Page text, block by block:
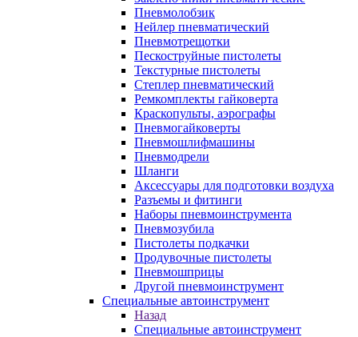
Пневмолобзик
Нейлер пневматический
Пневмотрещотки
Пескоструйные пистолеты
Текстурные пистолеты
Степлер пневматический
Ремкомплекты гайковерта
Краскопульты, аэрографы
Пневмогайковерты
Пневмошлифмашины
Пневмодрели
Шланги
Аксессуары для подготовки воздуха
Разъемы и фитинги
Наборы пневмоинструмента
Пневмозубила
Пистолеты подкачки
Продувочные пистолеты
Пневмошприцы
Другой пневмоинструмент
Специальные автоинструмент
Назад
Специальные автоинструмент